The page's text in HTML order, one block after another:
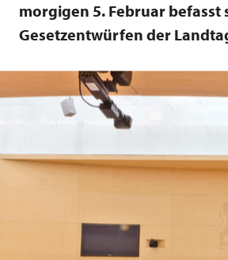
morgigen 5. Februar
Gesetzentwürfen der